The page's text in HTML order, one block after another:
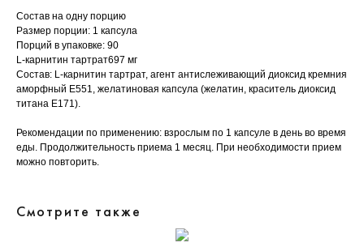
Состав на одну порцию
Размер порции: 1 капсула
Порций в упаковке: 90
L-карнитин тартрат697 мг
Состав: L-карнитин тартрат, агент антислеживающий диоксид кремния
аморфный Е551, желатиновая капсула (желатин, краситель диоксид
титана Е171).
Рекомендации по применению: взрослым по 1 капсуле в день во время
еды. Продолжительность приема 1 месяц. При необходимости прием
можно повторить.
Смотрите также